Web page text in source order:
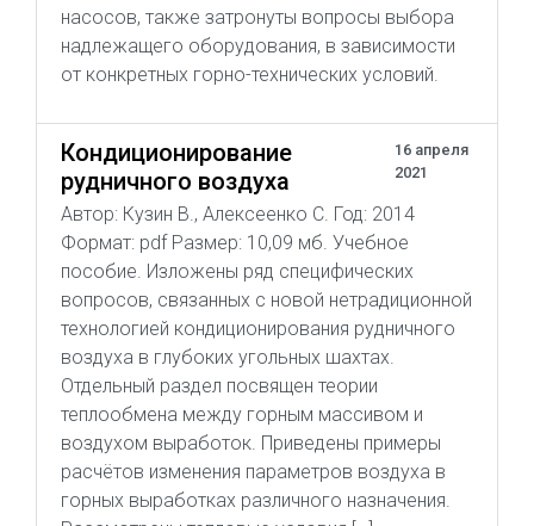
насосов, также затронуты вопросы выбора
надлежащего оборудования, в зависимости
от конкретных горно-технических условий.
Кондиционирование
рудничного воздуха
16 апреля
2021
Автор: Кузин В., Алексеенко С. Год: 2014
Формат: pdf Размер: 10,09 мб. Учебное
пособие. Изложены ряд специфических
вопросов, связанных с новой нетрадиционной
технологией кондиционирования рудничного
воздуха в глубоких угольных шахтах.
Отдельный раздел посвящен теории
теплообмена между горным массивом и
воздухом выработок. Приведены примеры
расчётов изменения параметров воздуха в
горных выработках различного назначения.